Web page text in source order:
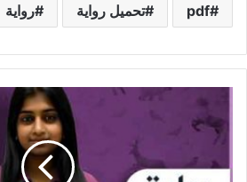
pdf تحميل رواية رواية